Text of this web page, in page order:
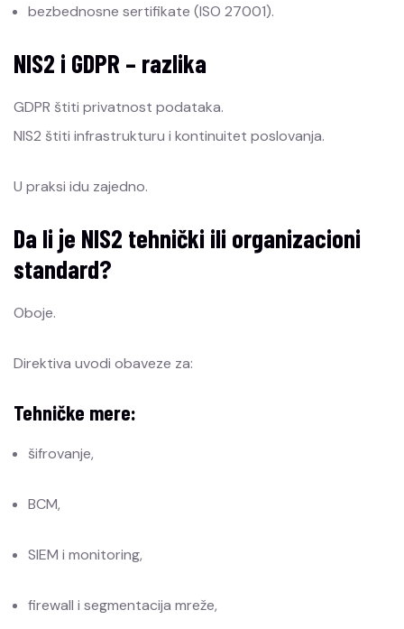
bezbednosne sertifikate (ISO 27001).
NIS2 i GDPR – razlika
GDPR štiti privatnost podataka.
NIS2 štiti infrastrukturu i kontinuitet poslovanja.
U praksi idu zajedno.
Da li je NIS2 tehnički ili organizacioni
standard?
Oboje.
Direktiva uvodi obaveze za:
Tehničke mere:
šifrovanje,
BCM,
SIEM i monitoring,
firewall i segmentacija mreže,